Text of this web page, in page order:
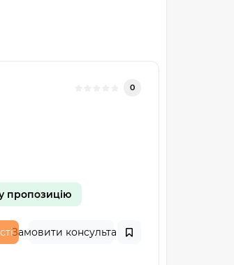
0
пропозицію
Замовити консультацію